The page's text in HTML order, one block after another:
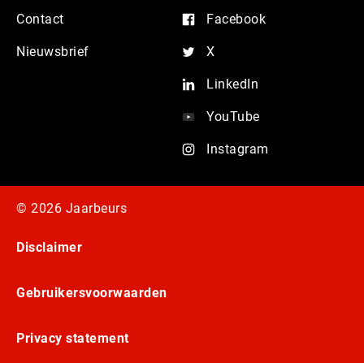
Contact
Nieuwsbrief
Facebook
X
LinkedIn
YouTube
Instagram
© 2026 Jaarbeurs
Disclaimer
Gebruikersvoorwaarden
Privacy statement